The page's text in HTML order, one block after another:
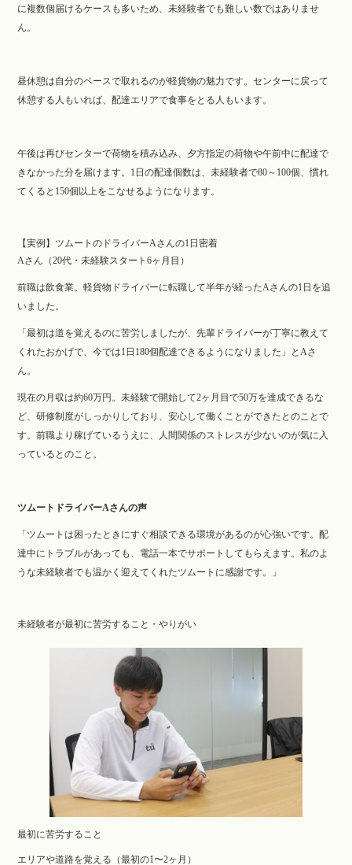
に複数個届けるケースも多いため、未経験者でも難しい数ではありませ
ん。
昼休憩は自分のペースで取れるのが軽貨物の魅力です。センターに戻って
休憩する人もいれば、配達エリアで食事をとる人もいます。
午後は再びセンターで荷物を積み込み、夕方指定の荷物や午前中に配達で
きなかった分を届けます。1日の配達個数は、未経験者で80～100個、慣れ
てくると150個以上をこなせるようになります。
【実例】ツムートのドライバーAさんの1日密着
Aさん（20代・未経験スタート6ヶ月目）
前職は飲食業。軽貨物ドライバーに転職して半年が経ったAさんの1日を追
いました。
「最初は道を覚えるのに苦労しましたが、先輩ドライバーが丁寧に教えて
くれたおかげで、今では1日180個配達できるようになりました」とAさ
ん。
現在の月収は約60万円。未経験で開始して2ヶ月目で50万を達成できるな
ど、研修制度がしっかりしており、安心して働くことができたとのことで
す。前職より稼げているうえに、人間関係のストレスが少ないのが気に入
っているとのこと。
ツムートドライバーAさんの声
「ツムートは困ったときにすぐ相談できる環境があるのが心強いです。配
達中にトラブルがあっても、電話一本でサポートしてもらえます。私のよ
うな未経験者でも温かく迎えてくれたツムートに感謝です。」
未経験者が最初に苦労すること・やりがい
最初に苦労すること
エリアや道路を覚える（最初の1〜2ヶ月）